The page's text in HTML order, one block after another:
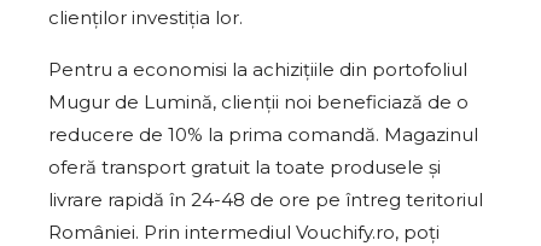
clienților investiția lor.
Pentru a economisi la achizițiile din portofoliul
Mugur de Lumină, clienții noi beneficiază de o
reducere de 10% la prima comandă. Magazinul
oferă transport gratuit la toate produsele și
livrare rapidă în 24-48 de ore pe întreg teritoriul
României. Prin intermediul Vouchify.ro, poți